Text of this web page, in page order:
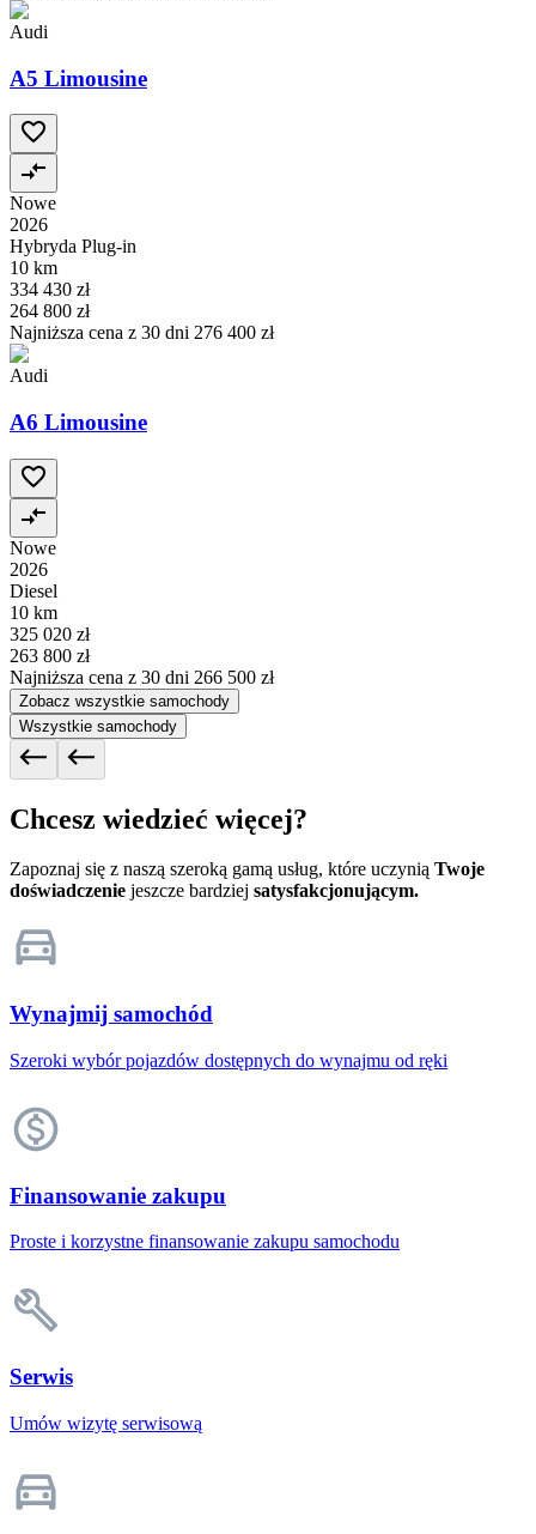
Audi
A5 Limousine
Nowe
2026
Hybryda Plug-in
10 km
334 430 zł
264 800 zł
Najniższa cena z 30 dni 276 400 zł
Audi
A6 Limousine
Nowe
2026
Diesel
10 km
325 020 zł
263 800 zł
Najniższa cena z 30 dni 266 500 zł
Zobacz wszystkie samochody
Wszystkie samochody
Chcesz wiedzieć więcej?
Zapoznaj się z naszą szeroką gamą usług, które uczynią Twoje
doświadczenie jeszcze bardziej satysfakcjonującym.
Wynajmij samochód
Szeroki wybór pojazdów dostępnych do wynajmu od ręki
Finansowanie zakupu
Proste i korzystne finansowanie zakupu samochodu
Serwis
Umów wizytę serwisową